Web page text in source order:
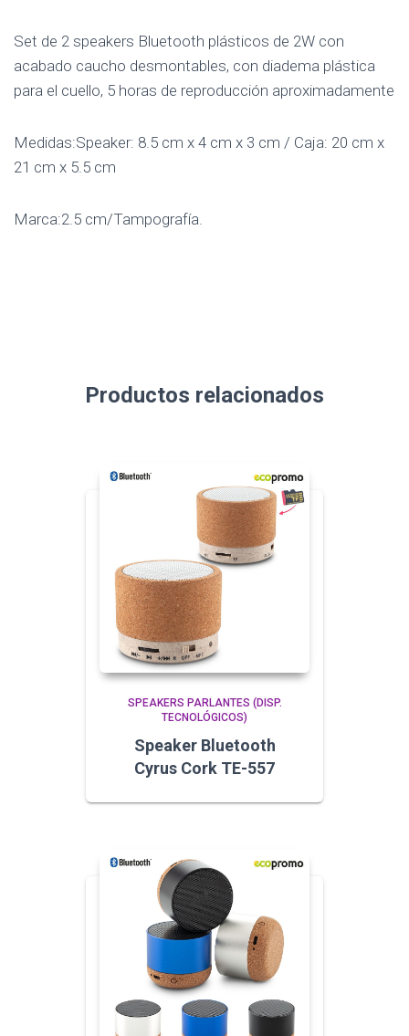
Set de 2 speakers Bluetooth plásticos de 2W con
acabado caucho desmontables, con diadema plástica
para el cuello, 5 horas de reproducción aproximadamente
Medidas:Speaker: 8.5 cm x 4 cm x 3 cm / Caja: 20 cm x
21 cm x 5.5 cm
Marca:2.5 cm/Tampografía.
Productos relacionados
SPEAKERS PARLANTES (DISP.
TECNOLÓGICOS)
Speaker Bluetooth
Cyrus Cork TE-557